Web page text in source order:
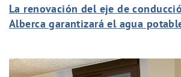
La renovación del eje de
Alberca garantizará el agua